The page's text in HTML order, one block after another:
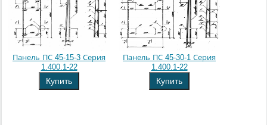
Панель ПС 45-15-3 Серия
1.400.1-22
Купить
Панель ПС 45-30-1 Серия
1.400.1-22
Купить